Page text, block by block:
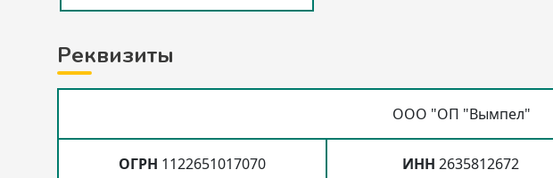
Реквизиты
ООО "ОП "Вымпел"
ОГРН 1122651017070 ИНН2635812672